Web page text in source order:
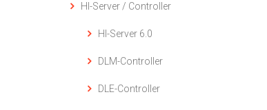
HI-Server / Controller
HI-Server 6.0
DLM-Controller
DLE-Controller